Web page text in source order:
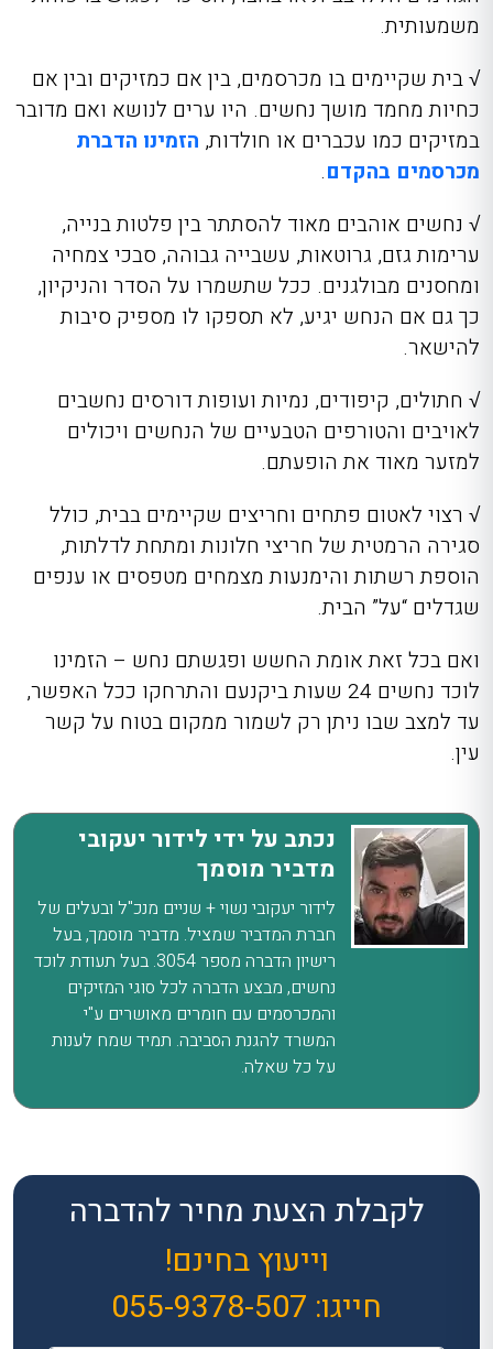
לקבלת הצעת מחיר להדברה
וייעוץ בחינם!
חייגו: 055-9378-507
משמעותית.
√בית שקיימים בו מכרסמים, בין אם כמזיקים ובין אם
כחיות מחמד מושך נחשים. היו ערים לנושא ואם מדובר
במזיקים כמו עכברים או חולדות, הזמינו הדברת
מכרסמים בהקדם.
√ נחשים אוהבים מאוד להסתתר בין פלטות בנייה,
ערימות גזם, גרוטאות, עשבייה גבוהה, סבכי צמחיה
ומחסנים מבולגנים. ככל שתשמרו על הסדר והניקיון,
כך גם אם הנחש יגיע, לא תספקו לו מספיק סיבות
להישאר.
√ חתולים, קיפודים, נמיות ועופות דורסים נחשבים
לאויבים והטורפים הטבעיים של הנחשים ויכולים
למזער מאוד את הופעתם.
√ רצוי לאטום פתחים וחריצים שקיימים בבית, כולל
סגירה הרמטית של חריצי חלונות ומתחת לדלתות,
הוספת רשתות והימנעות מצמחים מטפסים או ענפים
שגדלים “על” הבית.
ואם בכל זאת אומת החשש ופגשתם נחש – הזמינו
לוכד נחשים 24 שעות ביקנעם
והתרחקו ככל האפשר,
עד למצב שבו ניתן רק לשמור ממקום בטוח על קשר
עין.
נכתב על ידי לידור יעקובי
מדביר מוסמך
לידור יעקובי נשוי + שניים מנכ"ל ובעלים של
חברת המדביר שמציל. מדביר מוסמך, בעל
רישיון הדברה מספר 3054. בעל תעודת לוכד
נחשים, מבצע הדברה לכל סוגי המזיקים
והמכרסמים עם חומרים מאושרים ע"י
המשרד להגנת הסביבה. תמיד שמח לענות
על כל שאלה.